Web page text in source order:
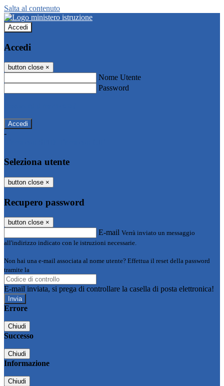
Salta al contenuto
Accedi
Accedi
button close ×
Nome Utente
Password
-
Seleziona utente
button close ×
Recupero password
button close ×
E-mail Verrà inviato un messaggio
all'indirizzo indicato con le istruzioni necessarie.
Non hai una e-mail associata al nome utente? Effettua il reset della password
tramite la
E-mail inviata, si prega di controllare la casella di posta elettronica!
Errore
Chiudi
Successo
Chiudi
Informazione
Chiudi